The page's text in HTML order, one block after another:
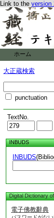
Link to the version
ホーム
大正蔵検索
punctuation
TextNo.
INBUDS
INBUDS
Digital Dictionary
電子佛教辭典